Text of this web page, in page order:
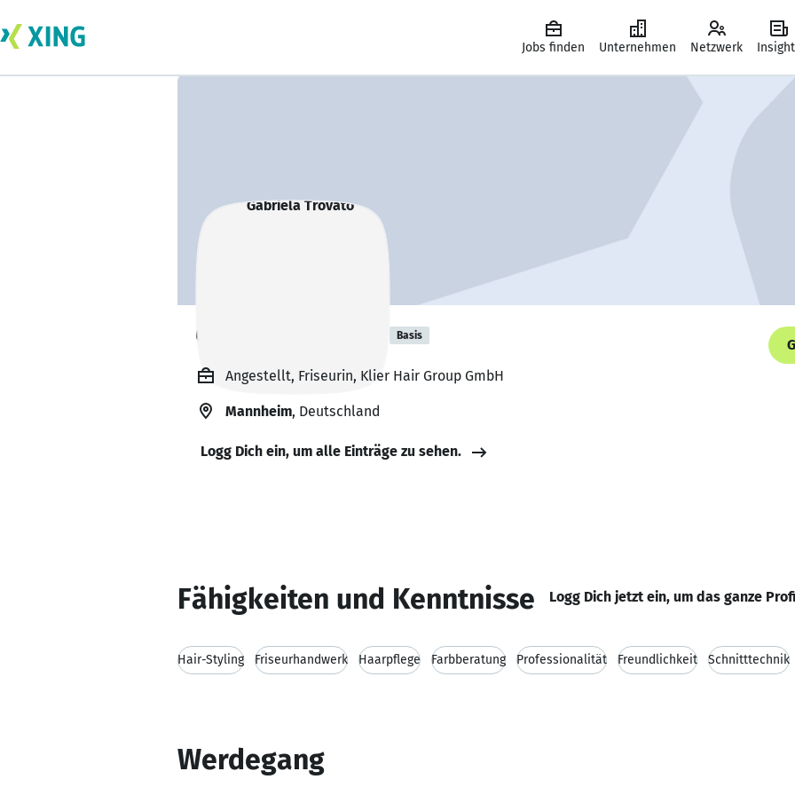
Jobs finden Unternehmen Netzwerk
Gabriela Trovato Basis
Angestellt, Friseurin, Klier Hair Group GmbH
Mannheim, Deutschland
Logg Dich ein, um alle Einträge zu sehen.
Fähigkeiten und Kenntnisse Logg Dich jetzt ein, um das ganze
Hair-Styling Friseurhandwerk Haarpflege Farbberatung Professionalität Freundlichkeit Schnitttechnik
Werdegang